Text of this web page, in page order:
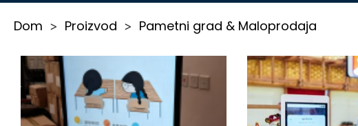
Dom > Proizvod > Pametni grad & Maloprodaja